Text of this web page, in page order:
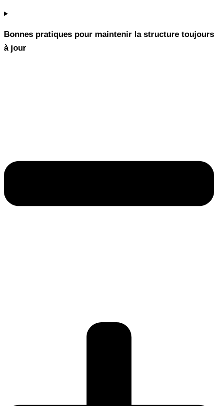
Bonnes pratiques pour maintenir la structure toujours
à jour